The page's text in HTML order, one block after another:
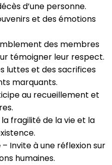
d’une personne.
et des émotions
des membres
témoigner leur respect.
luttes et des sacrifices
marquants.
au recueillement et
fragilité de la vie et la
– Invite à une réflexion sur
humaines.